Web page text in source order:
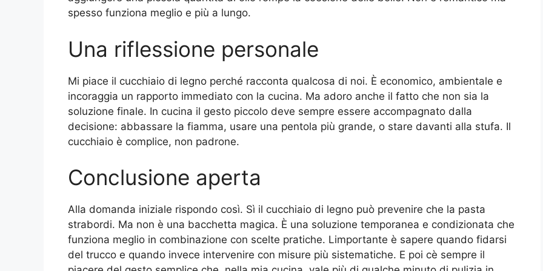
spesso funziona meglio e più a lungo.
Una riflessione personale
Mi piace il cucchiaio di legno perché racconta qualcosa di noi. È economico, ambientale e
incoraggia un rapporto immediato con la cucina. Ma adoro anche il fatto che non sia la
soluzione finale. In cucina il gesto piccolo deve sempre essere accompagnato dalla
decisione: abbassare la fiamma, usare una pentola più grande, o stare davanti alla stufa. Il
cucchiaio è complice, non padrone.
Conclusione aperta
Alla domanda iniziale rispondo così. Sì il cucchiaio di legno può prevenire che la pasta
strabordi. Ma non è una bacchetta magica. È una soluzione temporanea e condizionata che
funziona meglio in combinazione con scelte pratiche. Limportante è sapere quando fidarsi
del trucco e quando invece intervenire con misure più sistematiche. E poi cè sempre il